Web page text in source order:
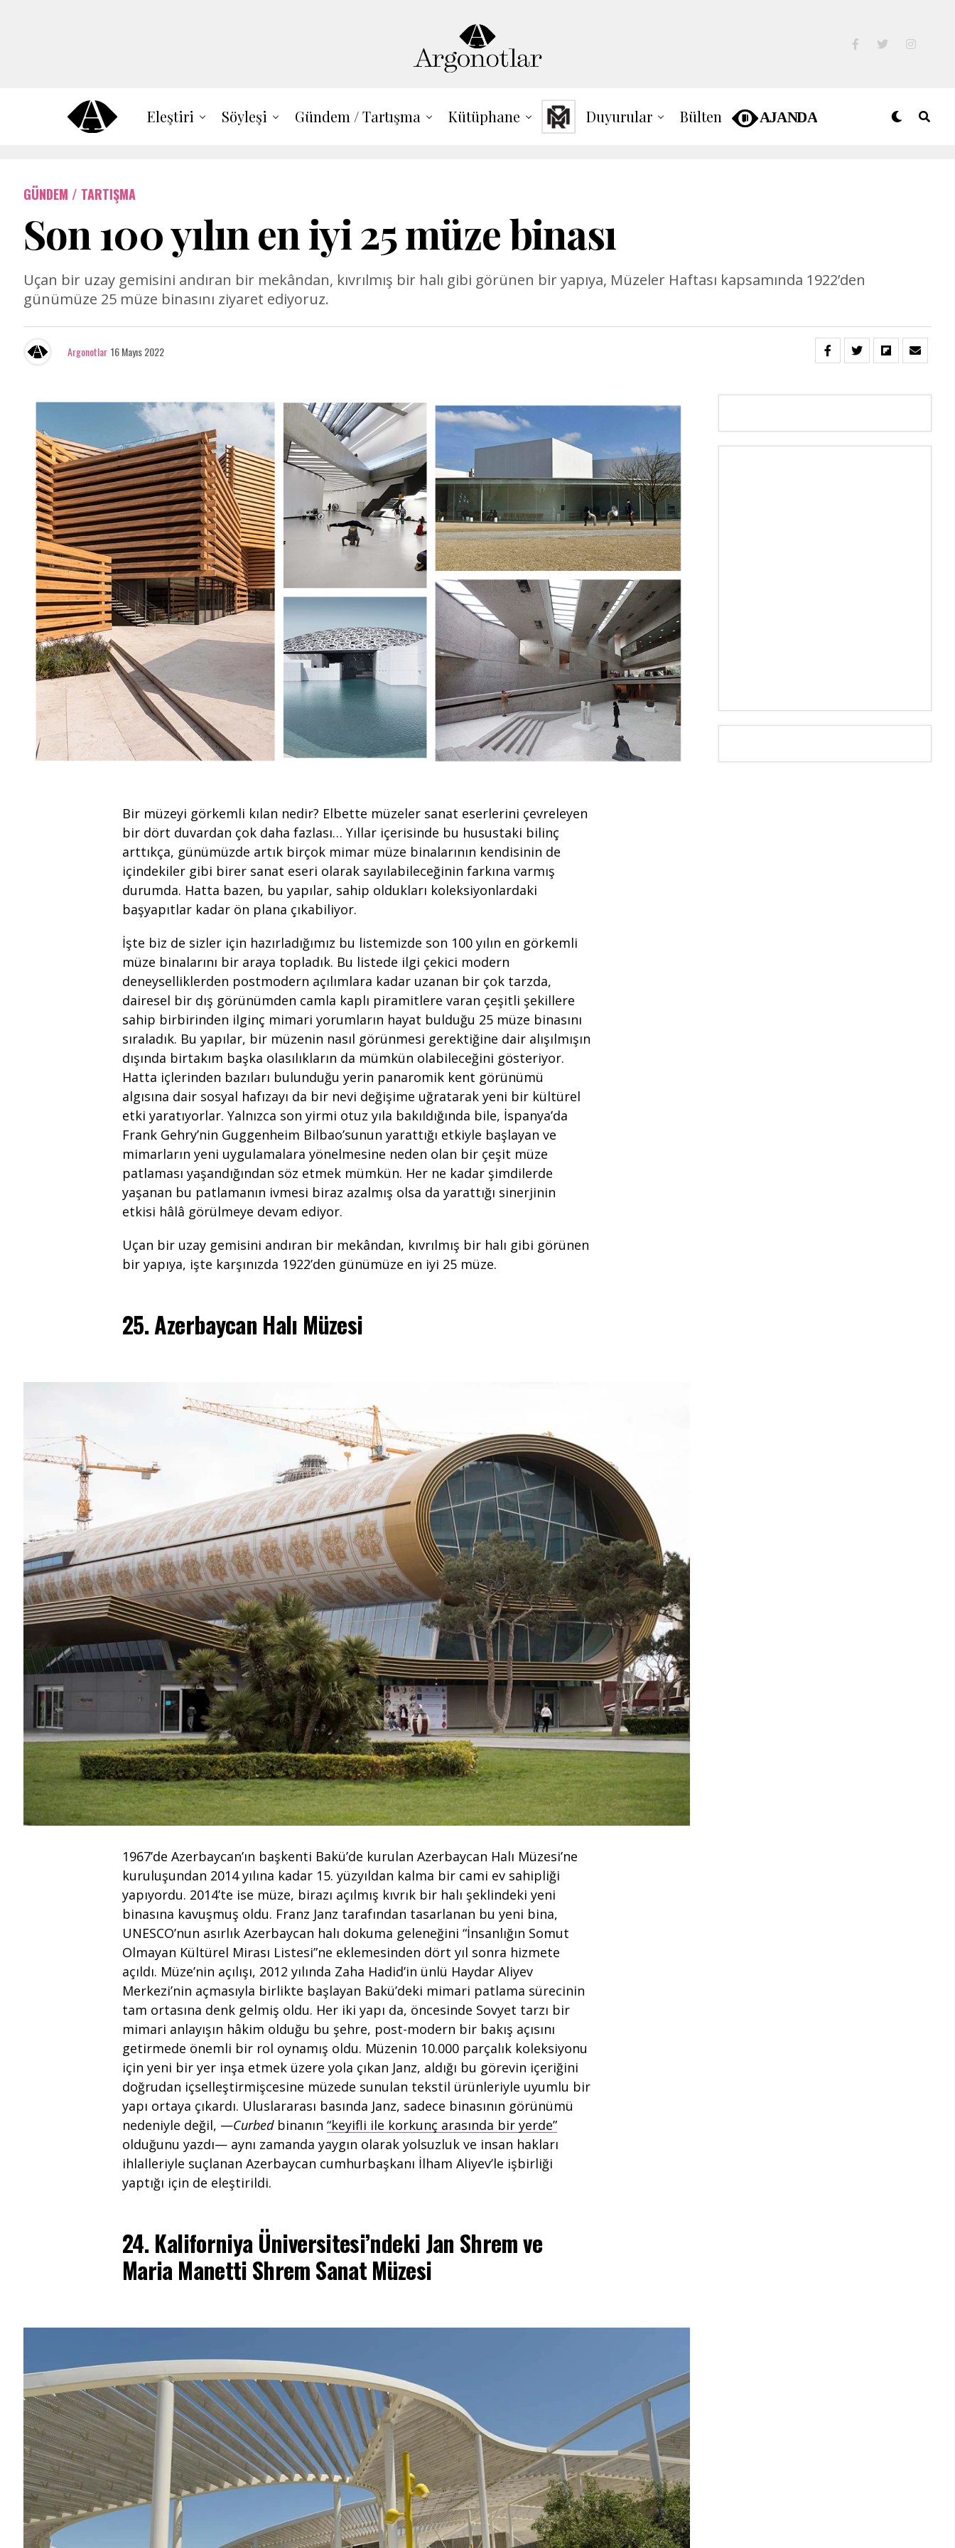
Eleştiri Söyleşi Gündem / Tartışma Kütüphane Duyurular Bülten
GÜNDEM / TARTIŞMA
Son 100 yılın en iyi 25 müze binası
Uçan bir uzay gemisini andıran bir mekândan, kıvrılmış bir halı gibi görünen bir yapıya, Müzeler Haftası kapsamında 1922’den
günümüze 25 müze binasını ziyaret ediyoruz.
Argonotlar 16 Mayıs 2022
Bir müzeyi görkemli kılan nedir? Elbette müzeler sanat eserlerini çevreleyen
bir dört duvardan çok daha fazlası… Yıllar içerisinde bu husustaki bilinç
arttıkça, günümüzde artık birçok mimar müze binalarının kendisinin de
içindekiler gibi birer sanat eseri olarak sayılabileceğinin farkına varmış
durumda. Hatta bazen, bu yapılar, sahip oldukları koleksiyonlardaki
başyapıtlar kadar ön plana çıkabiliyor.
İşte biz de sizler için hazırladığımız bu listemizde son 100 yılın en görkemli
müze binalarını bir araya topladık. Bu listede ilgi çekici modern
deneyselliklerden postmodern açılımlara kadar uzanan bir çok tarzda,
dairesel bir dış görünümden camla kaplı piramitlere varan çeşitli şekillere
sahip birbirinden ilginç mimari yorumların hayat bulduğu 25 müze binasını
sıraladık. Bu yapılar, bir müzenin nasıl görünmesi gerektiğine dair alışılmışın
dışında birtakım başka olasılıkların da mümkün olabileceğini gösteriyor.
Hatta içlerinden bazıları bulunduğu yerin panaromik kent görünümü
algısına dair sosyal hafızayı da bir nevi değişime uğratarak yeni bir kültürel
etki yaratıyorlar. Yalnızca son yirmi otuz yıla bakıldığında bile, İspanya’da
Frank Gehry’nin Guggenheim Bilbao’sunun yarattığı etkiyle başlayan ve
mimarların yeni uygulamalara yönelmesine neden olan bir çeşit müze
patlaması yaşandığından söz etmek mümkün. Her ne kadar şimdilerde
yaşanan bu patlamanın ivmesi biraz azalmış olsa da yarattığı sinerjinin
etkisi hâlâ görülmeye devam ediyor.
Uçan bir uzay gemisini andıran bir mekândan, kıvrılmış bir halı gibi görünen
bir yapıya, işte karşınızda 1922’den günümüze en iyi 25 müze.
25.Azerbaycan Halı Müzesi
1967’de Azerbaycan’ın başkenti Bakü’de kurulan Azerbaycan Halı Müzesi’ne
kuruluşundan 2014 yılına kadar 15. yüzyıldan kalma bir cami ev sahipliği
yapıyordu. 2014’te ise müze, birazı açılmış kıvrık bir halı şeklindeki yeni
binasına kavuşmuş oldu. Franz Janz tarafından tasarlanan bu yeni bina,
UNESCO’nun asırlık Azerbaycan halı dokuma geleneğini “İnsanlığın Somut
Olmayan Kültürel Mirası Listesi”ne eklemesinden dört yıl sonra hizmete
açıldı. Müze’nin açılışı, 2012 yılında Zaha Hadid’in ünlü Haydar Aliyev
Merkezi’nin açmasıyla birlikte başlayan Bakü’deki mimari patlama sürecinin
tam ortasına denk gelmiş oldu. Her iki yapı da, öncesinde Sovyet tarzı bir
mimari anlayışın hâkim olduğu bu şehre, post-modern bir bakış açısını
getirmede önemli bir rol oynamış oldu. Müzenin 10.000 parçalık koleksiyonu
için yeni bir yer inşa etmek üzere yola çıkan Janz, aldığı bu görevin içeriğini
doğrudan içselleştirmişcesine müzede sunulan tekstil ürünleriyle uyumlu bir
yapı ortaya çıkardı. Uluslararası basında Janz, sadece binasının görünümü
nedeniyle değil, —Curbedbinanın “keyifli ile korkunç arasında bir yerde”
olduğunu yazdı— aynı zamanda yaygın olarak yolsuzluk ve insan hakları
ihlalleriyle suçlanan Azerbaycan cumhurbaşkanı İlham Aliyev’le işbirliği
yaptığı için de eleştirildi.
24.Kaliforniya Üniversitesi’ndeki Jan Shrem ve
Maria Manetti Shrem Sanat Müzesi